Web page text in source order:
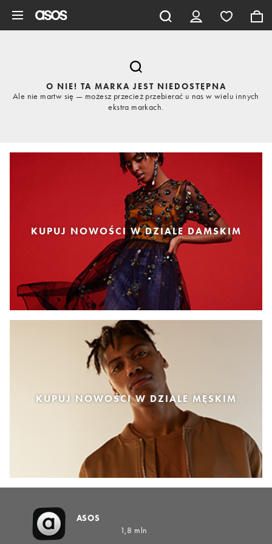
O NIE! TA MARKA JEST NIEDOSTĘPNA
Ale nie martw się — możesz przecież przebierać u nas w wielu innych
ekstra markach.
KUPUJ NOWOŚCI W DZIALE DAMSKIM
KUPUJ NOWOŚCI W DZIALE MĘSKIM
ASOS
1,8 mln